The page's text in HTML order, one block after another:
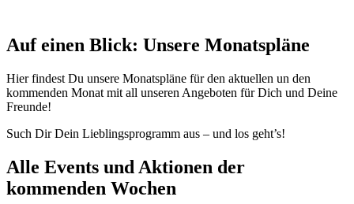
Auf einen Blick: Unsere Monatspläne
Hier findest Du unsere Monatspläne für den aktuellen un den
kommenden Monat mit all unseren Angeboten für Dich und Deine
Freunde!
Such Dir Dein Lieblingsprogramm aus – und los geht’s!
Alle Events und Aktionen der
kommenden Wochen